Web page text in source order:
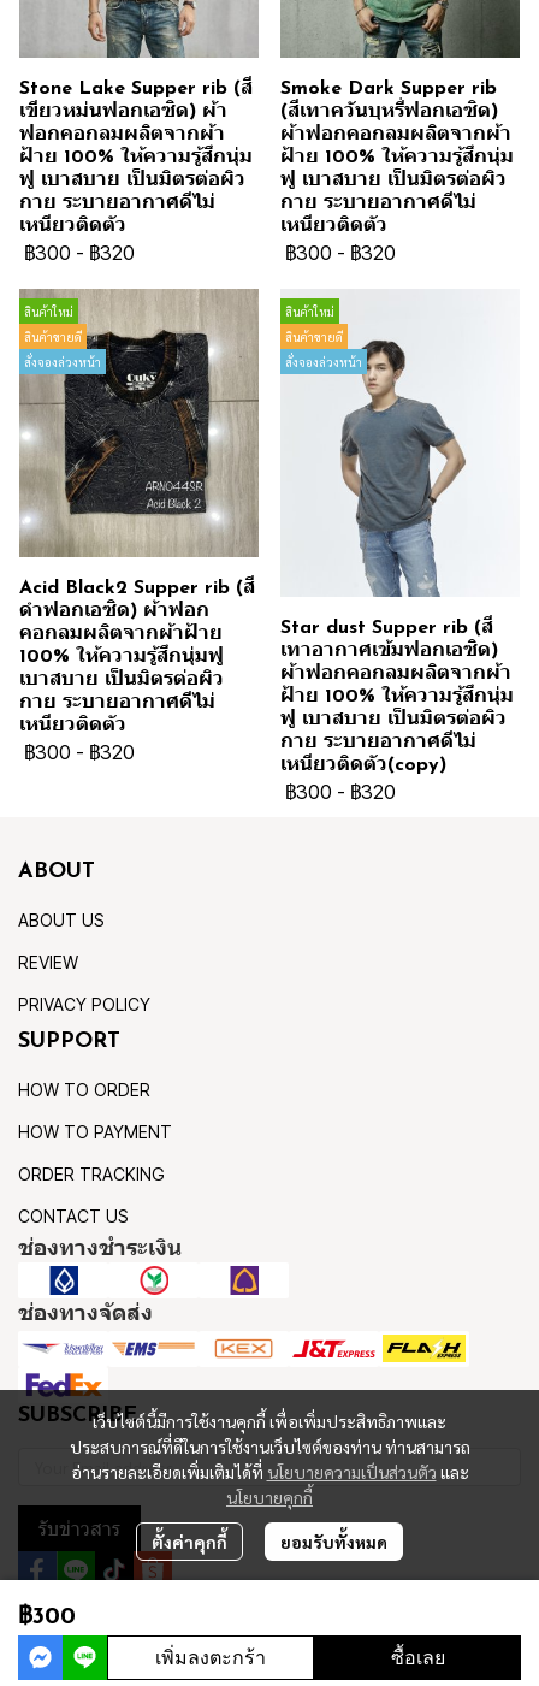
Stone Lake Supper rib (สี
เขียวหม่นฟอกเอซิด) ผ้า
ฟอกคอกลมผลิตจากผ้า
ฝ้าย 100% ให้ความรู้สึกนุ่ม
ฟู เบาสบาย เป็นมิตรต่อผิว
กาย ระบายอากาศดีไม่
เหนียวติดตัว
฿300 - ฿320
Smoke Dark Supper rib
(สีเทาควันบุหรี่ฟอกเอซิด)
ผ้าฟอกคอกลมผลิตจากผ้า
ฝ้าย 100% ให้ความรู้สึกนุ่ม
ฟู เบาสบาย เป็นมิตรต่อผิว
กาย ระบายอากาศดีไม่
เหนียวติดตัว
฿300 - ฿320
สินค้าใหม่
สินค้าขายดี
สั่งจองล่วงหน้า
Acid Black2 Supper rib (สี
ดำฟอกเอซิด) ผ้าฟอก
คอกลมผลิตจากผ้าฝ้าย
100% ให้ความรู้สึกนุ่มฟู
เบาสบาย เป็นมิตรต่อผิว
กาย ระบายอากาศดีไม่
เหนียวติดตัว
฿300 - ฿320
สินค้าใหม่
สินค้าขายดี
สั่งจองล่วงหน้า
Star dust Supper rib (สี
เทาอากาศเข้มฟอกเอซิด)
ผ้าฟอกคอกลมผลิตจากผ้า
ฝ้าย 100% ให้ความรู้สึกนุ่ม
ฟู เบาสบาย เป็นมิตรต่อผิว
กาย ระบายอากาศดีไม่
เหนียวติดตัว(copy)
฿300 - ฿320
฿300
เพิ่มลงตะกร้า
ซื้อเลย
เว็บไซต์นี้มีการใช้งานคุกกี้ เพื่อเพิ่มประสิทธิภาพและ
ประสบการณ์ที่ดีในการใช้งานเว็บไซต์ของท่าน ท่านสามารถ
อ่านรายละเอียดเพิ่มเติมได้ที่ นโยบายความเป็นส่วนตัว และ
นโยบายคุกกี้
ตั้งค่าคุกกี้ ยอมรับทั้งหมด
ABOUT
ABOUT US
REVIEW
PRIVACY POLICY
SUPPORT
HOW TO ORDER
HOW TO PAYMENT
ORDER TRACKING
CONTACT US
ช่องทางชำระเงิน
ช่องทางจัดส่ง
SUBSCRIBE
รับข่าวสาร
Copyright 2023 | All Rights Reserved | Powered by MWE
Powered By MakeWebEasy